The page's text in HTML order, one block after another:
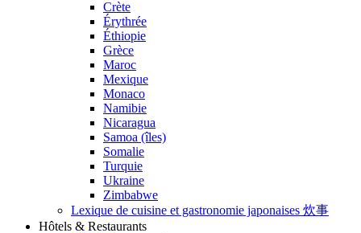
Crète
Érythrée
Éthiopie
Grèce
Maroc
Mexique
Monaco
Namibie
Nicaragua
Samoa (îles)
Somalie
Turquie
Ukraine
Zimbabwe
Lexique de cuisine et gastronomie japonaises 炊事
Hôtels & Restaurants